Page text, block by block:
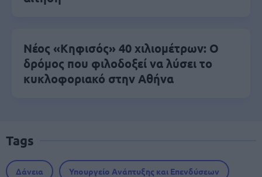
Νέος «Κηφισός» 40 χιλιομέτρων: Ο
δρόμος που φιλοδοξεί να λύσει το
κυκλοφοριακό στην Αθήνα
Tags
Δάνεια Υπουργείο Ανάπτυξης και Επενδύσεων